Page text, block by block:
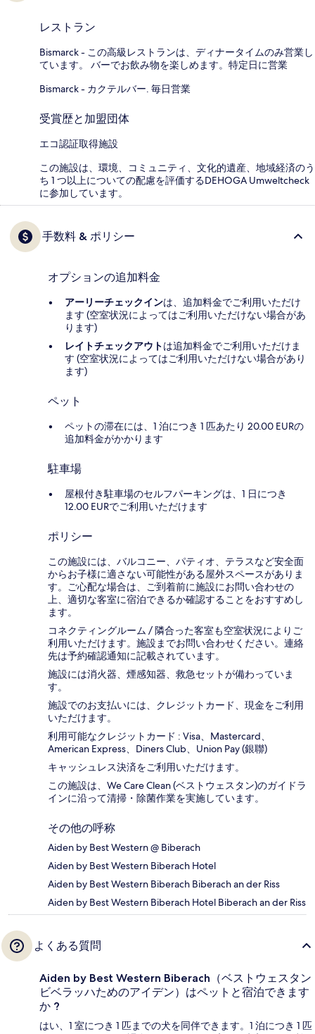
レストラン
Bismarck - この高級レストランは、ディナータイムのみ営業し
ています。 バーでお飲み物を楽しめます。特定日に営業
Bismarck - カクテルバー. 毎日営業
受賞歴と加盟団体
エコ認証取得施設
この施設は、環境、コミュニティ、文化的遺産、地域経済のう
ち 1 つ以上についての配慮を評価するDEHOGA Umweltcheck
に参加しています。
手数料 & ポリシー
オプションの追加料金
アーリーチェックインは、追加料金でご利用いただけ
ます (空室状況によってはご利用いただけない場合があ
ります)
レイトチェックアウトは追加料金でご利用いただけま
す (空室状況によってはご利用いただけない場合があり
ます)
ペット
ペットの滞在には、1 泊につき 1 匹あたり 20.00 EURの
追加料金がかかります
駐車場
屋根付き駐車場のセルフパーキングは、1 日につき
12.00 EURでご利用いただけます
ポリシー
この施設には、バルコニー、パティオ、テラスなど安全面
からお子様に適さない可能性がある屋外スペースがありま
す。ご心配な場合は、ご到着前に施設にお問い合わせの
上、適切な客室に宿泊できるか確認することをおすすめし
ます。
コネクティングルーム / 隣合った客室も空室状況によりご
利用いただけます。施設までお問い合わせください。連絡
先は予約確認通知に記載されています。
施設には消火器、煙感知器、救急セットが備わっていま
す。
施設でのお支払いには、クレジットカード、現金をご利用
いただけます。
利用可能なクレジットカード : Visa、Mastercard、
American Express、Diners Club、Union Pay (銀聯)
キャッシュレス決済をご利用いただけます。
この施設は、We Care Clean (ベストウェスタン)のガイドラ
インに沿って清掃・除菌作業を実施しています。
その他の呼称
Aiden by Best Western @ Biberach
Aiden by Best Western Biberach Hotel
Aiden by Best Western Biberach Biberach an der Riss
Aiden by Best Western Biberach Hotel Biberach an der Riss
よくある質問
Aiden by Best Western Biberach（ベストウェスタン
ビベラッハためのアイデン）はペットと宿泊できます
か ?
はい、1 室につき 1 匹までの犬を同伴できます。1 泊につき 1 匹